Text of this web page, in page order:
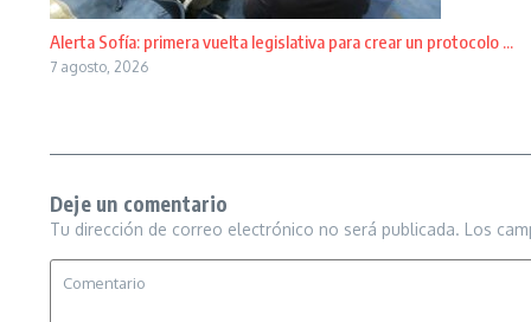
Alerta Sofía: primera vuelta legislativa para crear un protocolo ...
7 agosto, 2026
Deje un comentario
Tu dirección de correo electrónico no será publicada. Los